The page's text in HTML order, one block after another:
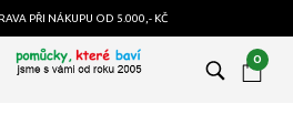
PŘI NÁKUPU OD 5.000,- KČ
0